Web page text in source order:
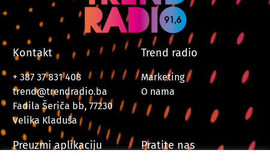
Kontakt
+ 387 37 831 408
trend@trendradio.ba
Fadila Šeriča bb, 77230
Velika Kladuša
Trend radio
Marketing
O nama
Preuzmi aplikaciju Pratite nas